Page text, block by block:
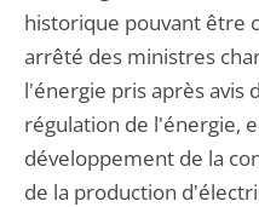
historique pouvant être
arrêté des ministres
l'énergie pris après avis
régulation de l'énergie,
développement de la
de la production